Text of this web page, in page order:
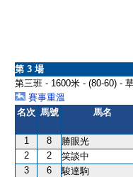
第 3 場
第三班 - 1600米 - (80-60) -
賽事重溫
名次 馬號 馬名
1 8 勝眼光
2
2 笑談中
3
6 駿達駒